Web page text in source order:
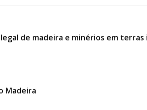
de madeira e minérios em terras
Madeira